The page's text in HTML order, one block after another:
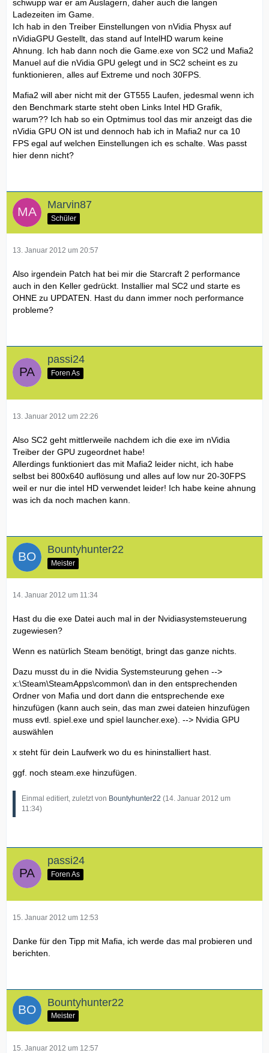
schwupp war er am Auslagern, daher auch die langen
Ladezeiten im Game.
Ich hab in den Treiber Einstellungen von nVidia Physx auf
nVidiaGPU Gestellt, das stand auf IntelHD warum keine
Ahnung. Ich hab dann noch die Game.exe von SC2 und Mafia2
Manuel auf die nVidia GPU gelegt und in SC2 scheint es zu
funktionieren, alles auf Extreme und noch 30FPS.
Mafia2 will aber nicht mit der GT555 Laufen, jedesmal wenn ich
den Benchmark starte steht oben Links Intel HD Grafik,
warum?? Ich hab so ein Optmimus tool das mir anzeigt das die
nVidia GPU ON ist und dennoch hab ich in Mafia2 nur ca 10
FPS egal auf welchen Einstellungen ich es schalte. Was passt
hier denn nicht?
Marvin87
Schüler
13. Januar 2012 um 20:57
Also irgendein Patch hat bei mir die Starcraft 2 performance
auch in den Keller gedrückt. Installier mal SC2 und starte es
OHNE zu UPDATEN. Hast du dann immer noch performance
probleme?
passi24
Foren As
13. Januar 2012 um 22:26
Also SC2 geht mittlerweile nachdem ich die exe im nVidia
Treiber der GPU zugeordnet habe!
Allerdings funktioniert das mit Mafia2 leider nicht, ich habe
selbst bei 800x640 auflösung und alles auf low nur 20-30FPS
weil er nur die intel HD verwendet leider! Ich habe keine ahnung
was ich da noch machen kann.
Bountyhunter22
Meister
14. Januar 2012 um 11:34
Hast du die exe Datei auch mal in der Nvidiasystemsteuerung
zugewiesen?
Wenn es natürlich Steam benötigt, bringt das ganze nichts.
Dazu musst du in die Nvidia Systemsteurung gehen -->
x:\Steam\SteamApps\common\ dan in den entsprechenden
Ordner von Mafia und dort dann die entsprechende exe
hinzufügen (kann auch sein, das man zwei dateien hinzufügen
muss evtl. spiel.exe und spiel launcher.exe). --> Nvidia GPU
auswählen
x steht für dein Laufwerk wo du es hininstalliert hast.
ggf. noch steam.exe hinzufügen.
Einmal editiert, zuletzt von Bountyhunter22 (14. Januar 2012 um
11:34)
passi24
Foren As
15. Januar 2012 um 12:53
Danke für den Tipp mit Mafia, ich werde das mal probieren und
berichten.
Bountyhunter22
Meister
15. Januar 2012 um 12:57